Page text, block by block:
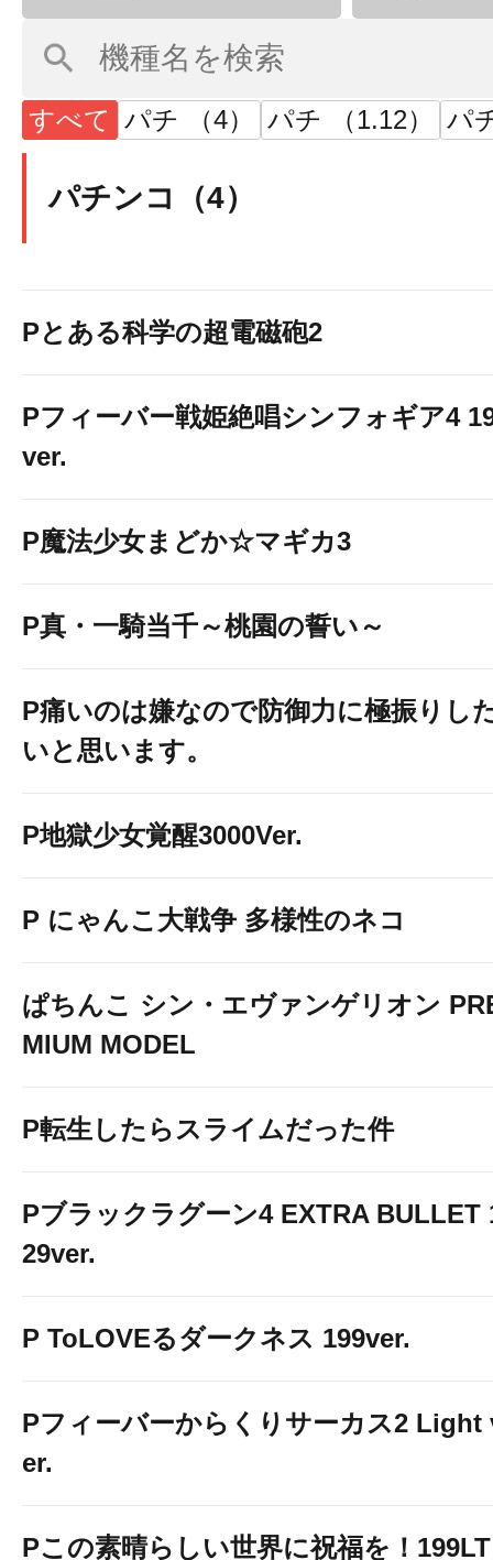
すべて パチ （4） パチ （1.12） パ
パチンコ（4）
Pとある科学の超電磁砲2
Pフィーバー戦姫絶唱シンフォギア4
ver.
P魔法少女まどか☆マギカ3
P真・一騎当千～桃園の誓い～
P痛いのは嫌なので防御力に極振りし
いと思います。
P地獄少女覚醒3000Ver.
P にゃんこ大戦争 多様性のネコ
ぱちんこ シン・エヴァンゲリオン
MIUM MODEL
P転生したらスライムだった件
Pブラックラグーン4 EXTRA BULLET
29ver.
P ToLOVEるダークネス 199ver.
Pフィーバーからくりサーカス2 Light
er.
Pこの素晴らしい世界に祝福を！199LT